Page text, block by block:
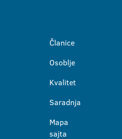
Članice
Osoblje
Kvalitet
Saradnja
Mapa
sajta